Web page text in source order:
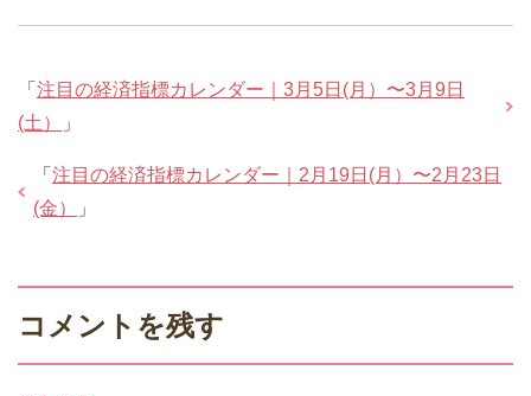
「 注目の経済指標カレンダー｜3月5日(月）〜3月9日
(土）
」
「 注目の経済指標カレンダー｜2月19日(月）〜2月23日
(金）
」
コメントを残す